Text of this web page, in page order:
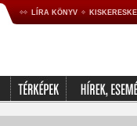
LÍRA KÖNYV